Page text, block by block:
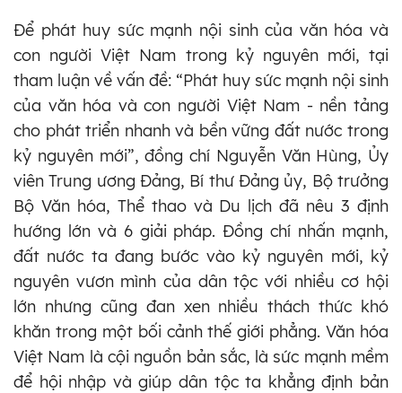
Để phát huy sức mạnh nội sinh của văn hóa và
con người Việt Nam trong kỷ nguyên mới, tại
tham luận về vấn đề: “Phát huy sức mạnh nội sinh
của văn hóa và con người Việt Nam - nền tảng
cho phát triển nhanh và bền vững đất nước trong
kỷ nguyên mới”, đồng chí Nguyễn Văn Hùng, Ủy
viên Trung ương Đảng, Bí thư Đảng ủy, Bộ trưởng
Bộ Văn hóa, Thể thao và Du lịch đã nêu 3 định
hướng lớn và 6 giải pháp. Đồng chí nhấn mạnh,
đất nước ta đang bước vào kỷ nguyên mới, kỷ
nguyên vươn mình của dân tộc với nhiều cơ hội
lớn nhưng cũng đan xen nhiều thách thức khó
khăn trong một bối cảnh thế giới phẳng. Văn hóa
Việt Nam là cội nguồn bản sắc, là sức mạnh mềm
để hội nhập và giúp dân tộc ta khẳng định bản